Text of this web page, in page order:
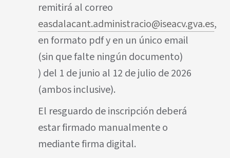
remitirá al correo
easdalacant.administracio@iseacv.gva.es,
en formato pdf y en un único email
(sin que falte ningún documento)
) del 1 de junio al 12 de julio de 2026
(ambos inclusive).
El resguardo de inscripción deberá
estar firmado manualmente o
mediante firma digital.